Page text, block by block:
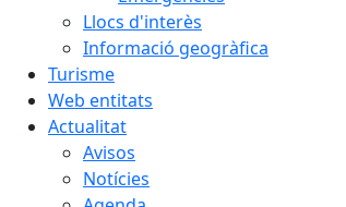
Llocs d'interès
Informació geogràfica
Turisme
Web entitats
Actualitat
Avisos
Notícies